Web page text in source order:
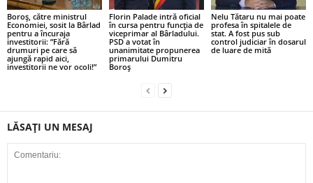
Boroș, către ministrul
Economiei, sosit la Bârlad
pentru a încuraja
investitorii: ”Fără
drumuri pe care să
ajungă rapid aici,
investitorii ne vor ocoli!”
Florin Palade intră oficial
în cursa pentru funcția de
viceprimar al Bârladului.
PSD a votat în
unanimitate propunerea
primarului Dumitru
Boroș
Nelu Tătaru nu mai poate
profesa în spitalele de
stat. A fost pus sub
control judiciar în dosarul
de luare de mită
LĂSAȚI UN MESAJ